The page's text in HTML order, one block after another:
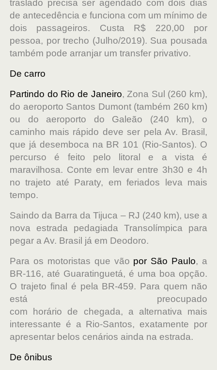
traslado precisa ser agendado com dois dias
de antecedência e funciona com um mínimo de
dois passageiros. Custa R$ 220,00 por
pessoa, por trecho (Julho/2019). Sua pousada
também pode arranjar um transfer privativo.
De carro
Partindo do Rio de Janeiro, Zona Sul (260 km),
do aeroporto Santos Dumont (também 260 km)
ou do aeroporto do Galeão (240 km), o
caminho mais rápido deve ser pela Av. Brasil,
que já desemboca na BR 101 (Rio-Santos). O
percurso é feito pelo litoral e a vista é
maravilhosa. Conte em levar entre 3h30 e 4h
no trajeto até Paraty, em feriados leva mais
tempo.
Saindo da Barra da Tijuca – RJ (240 km), use a
nova estrada pedagiada Transolímpica para
pegar a Av. Brasil já em Deodoro.
Para os motoristas que vão por São Paulo, a
BR-116, até Guaratinguetá, é uma boa opção.
O trajeto final é pela BR-459. Para quem não
está preocupado
com horário de chegada, a alternativa mais
interessante é a Rio-Santos, exatamente por
apresentar belos cenários ainda na estrada.
De ônibus